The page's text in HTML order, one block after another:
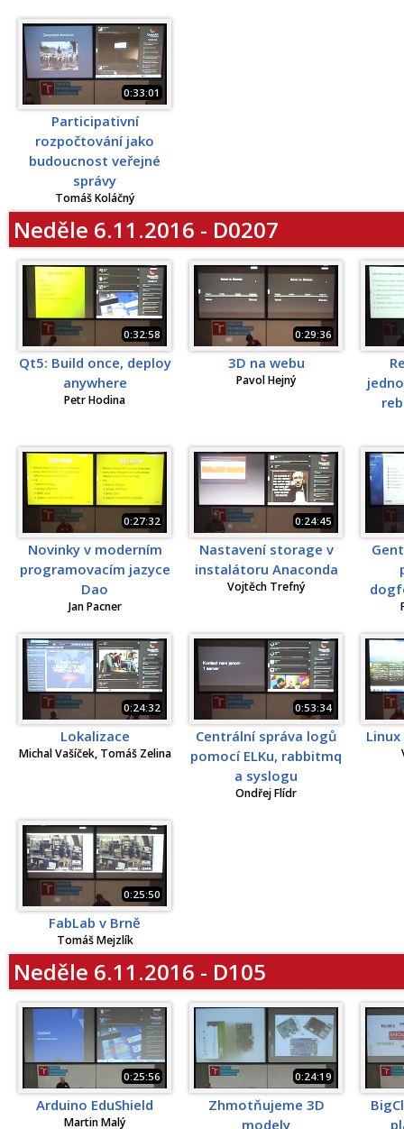
0:33:01
Participativní
rozpočtování jako
budoucnost veřejné
správy
Tomáš Koláčný
Neděle 6.11.2016 - D0207
0:32:58
Qt5: Build once, deploy
anywhere
Petr Hodina
0:29:36
3D na webu
Pavol Hejný
0:27:32
Novinky v moderním
programovacím jazyce
Dao
Jan Pacner
0:24:45
Nastavení storage v
instalátoru Anaconda
Vojtěch Trefný
0:24:32
Lokalizace
Michal Vašíček, Tomáš Zelina
0:53:34
Centrální správa logů
pomocí ELKu, rabbitmq
a syslogu
Ondřej Flídr
0:25:50
FabLab v Brně
Tomáš Mejzlík
Neděle 6.11.2016 - D105
0:25:56
Arduino EduShield
Martin Malý
0:24:19
Zhmotňujeme 3D
modely